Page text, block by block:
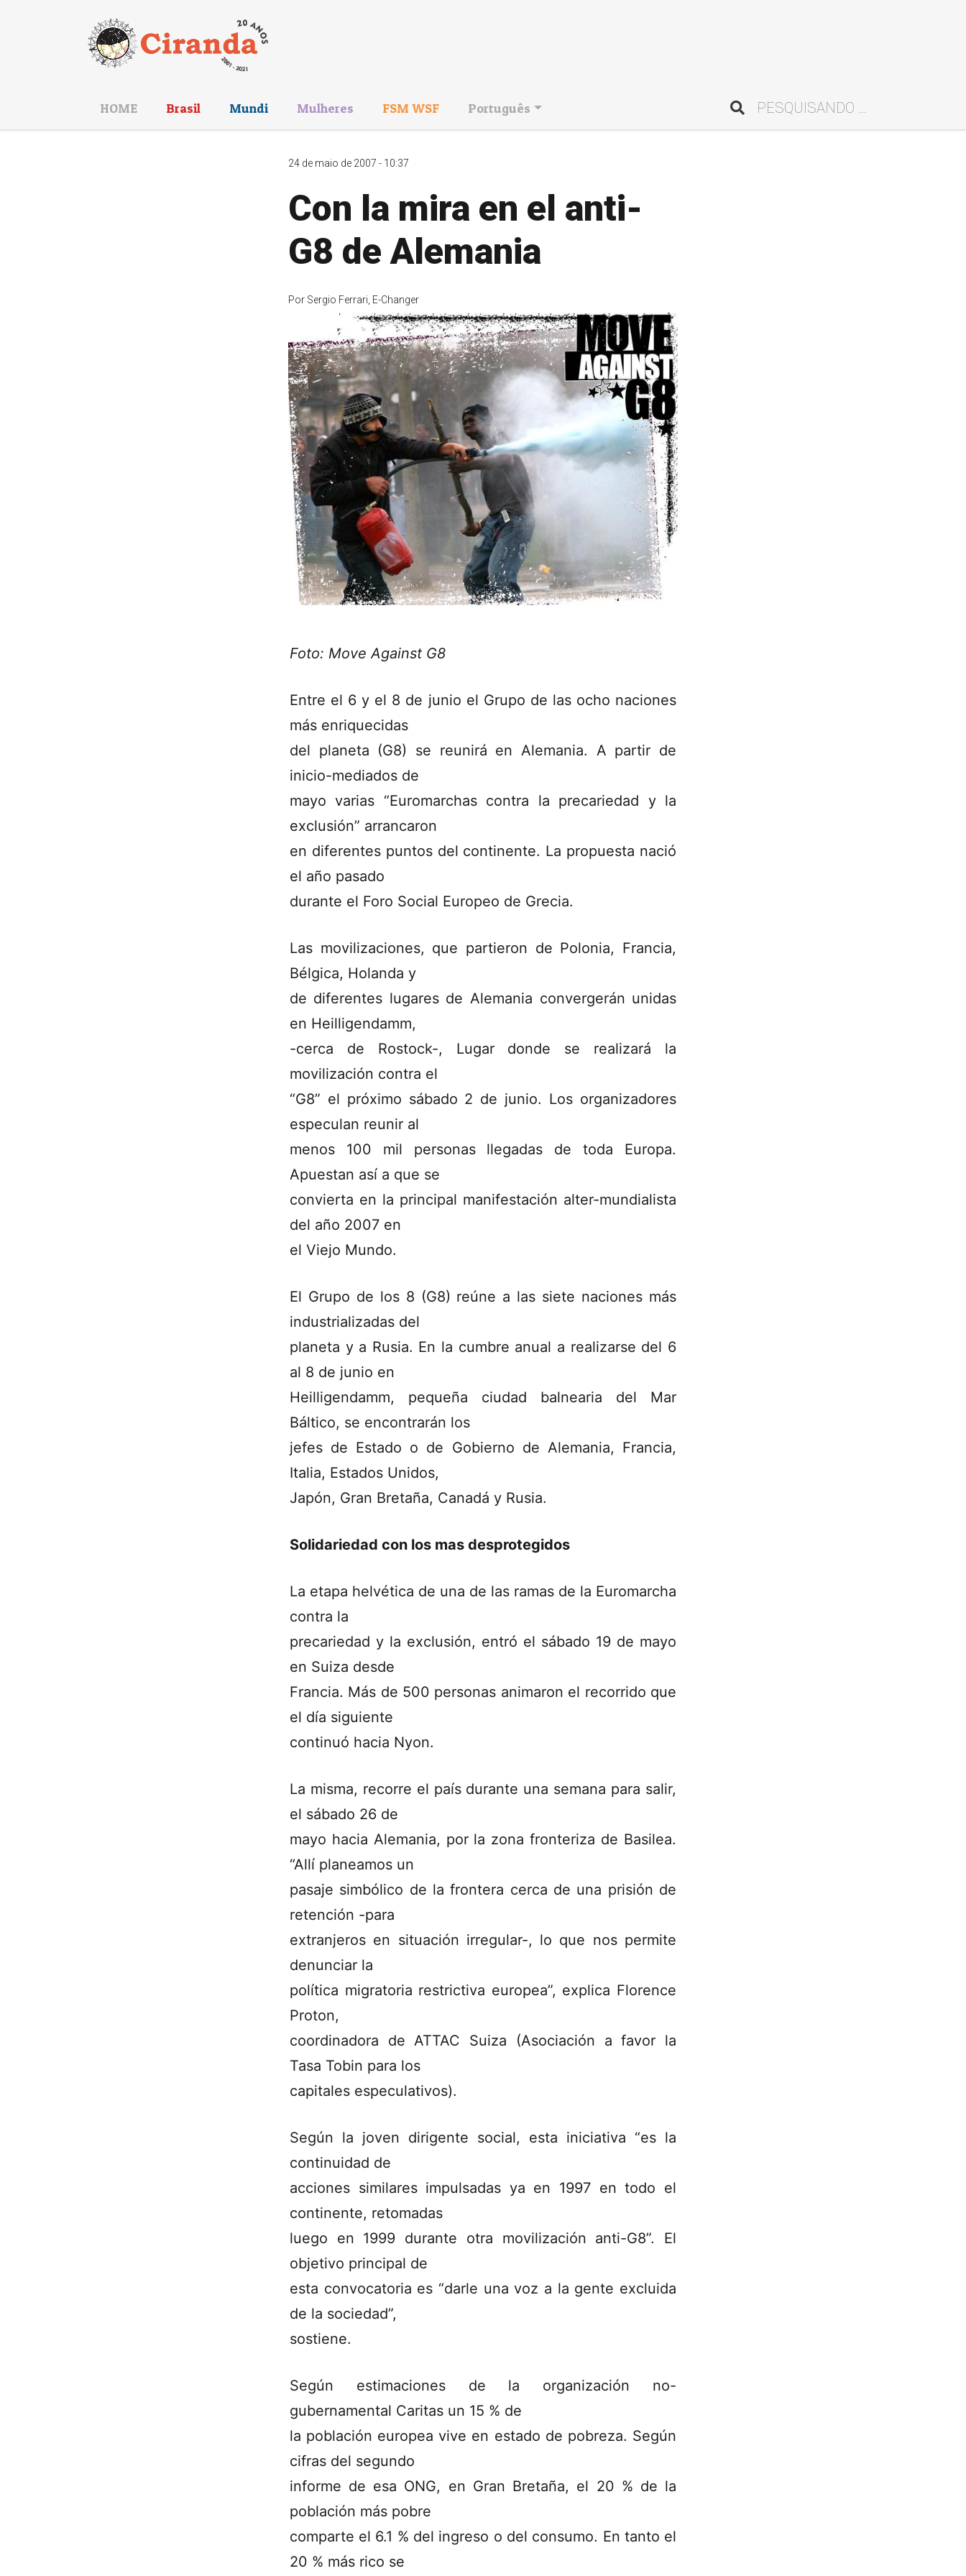
HOME Brasil Mundi Mulheres FSM WSF Português
24 de maio de 2007 - 10:37
Con la mira en el anti-
G8 de Alemania
Por Sergio Ferrari, E-Changer
Foto: Move Against G8
Entre el 6 y el 8 de junio el Grupo de las ocho naciones
más enriquecidas
del planeta (G8) se reunirá en Alemania. A partir de
inicio-mediados de
mayo varias “Euromarchas contra la precariedad y la
exclusión” arrancaron
en diferentes puntos del continente. La propuesta nació
el año pasado
durante el Foro Social Europeo de Grecia.
Las movilizaciones, que partieron de Polonia, Francia,
Bélgica, Holanda y
de diferentes lugares de Alemania convergerán unidas
en Heilligendamm,
-cerca de Rostock-, Lugar donde se realizará la
movilización contra el
“G8” el próximo sábado 2 de junio. Los organizadores
especulan reunir al
menos 100 mil personas llegadas de toda Europa.
Apuestan así a que se
convierta en la principal manifestación alter-mundialista
del año 2007 en
el Viejo Mundo.
El Grupo de los 8 (G8) reúne a las siete naciones más
industrializadas del
planeta y a Rusia. En la cumbre anual a realizarse del 6
al 8 de junio en
Heilligendamm, pequeña ciudad balnearia del Mar
Báltico, se encontrarán los
jefes de Estado o de Gobierno de Alemania, Francia,
Italia, Estados Unidos,
Japón, Gran Bretaña, Canadá y Rusia.
Solidariedad con los mas desprotegidos
La etapa helvética de una de las ramas de la Euromarcha
contra la
precariedad y la exclusión, entró el sábado 19 de mayo
en Suiza desde
Francia. Más de 500 personas animaron el recorrido que
el día siguiente
continuó hacia Nyon.
La misma, recorre el país durante una semana para salir,
el sábado 26 de
mayo hacia Alemania, por la zona fronteriza de Basilea.
“Allí planeamos un
pasaje simbólico de la frontera cerca de una prisión de
retención -para
extranjeros en situación irregular-, lo que nos permite
denunciar la
política migratoria restrictiva europea”, explica Florence
Proton,
coordinadora de ATTAC Suiza (Asociación a favor la
Tasa Tobin para los
capitales especulativos).
Según la joven dirigente social, esta iniciativa “es la
continuidad de
acciones similares impulsadas ya en 1997 en todo el
continente, retomadas
luego en 1999 durante otra movilización anti-G8”. El
objetivo principal de
esta convocatoria es “darle una voz a la gente excluida
de la sociedad”,
sostiene.
Según estimaciones de la organización no-
gubernamental Caritas un 15 % de
la población europea vive en estado de pobreza. Según
cifras del segundo
informe de esa ONG, en Gran Bretaña, el 20 % de la
población más pobre
comparte el 6.1 % del ingreso o del consumo. En tanto el
20 % más rico se